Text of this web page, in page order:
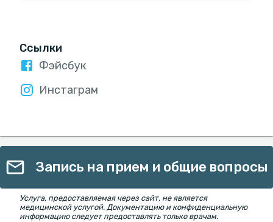
Ссылки
Фэйсбук
Инстаграм
Запись на прием и общие вопросы
Услуга, предоставляемая через сайт, не является
медицинской услугой. Документацию и конфиденциальную
информацию следует предоставлять только врачам.